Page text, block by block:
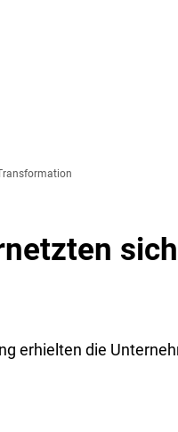
erhielten die